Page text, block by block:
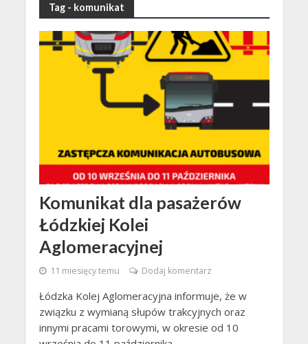
Tag - komunikat
Komunikat dla pasażerów
Łódzkiej Kolei
Aglomeracyjnej
11 miesięcy temu Dodaj komentarz
Łódzka Kolej Aglomeracyjna informuje, że w
związku z wymianą słupów trakcyjnych oraz
innymi pracami torowymi, w okresie od 10